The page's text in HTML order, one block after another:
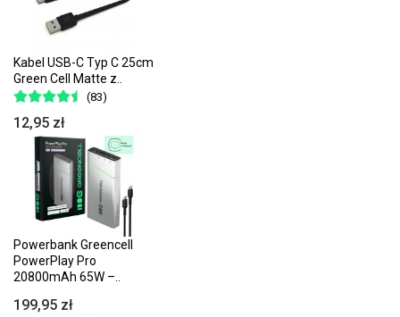
Kabel USB-C Typ C 25cm
Green Cell Matte z..
(83)
12,95 zł
Powerbank Greencell
PowerPlay Pro
20800mAh 65W –..
199,95 zł